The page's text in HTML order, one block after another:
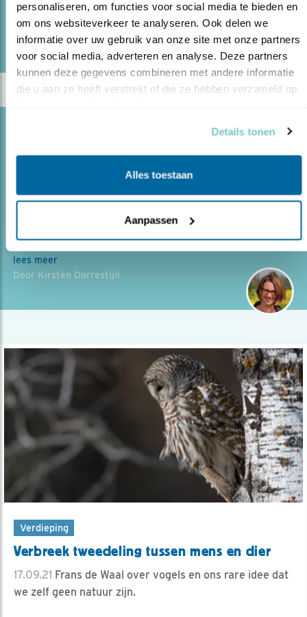
personaliseren, om functies voor social media te bieden en
om ons websiteverkeer te analyseren. Ook delen we
informatie over uw gebruik van onze site met onze partners
voor social media, adverteren en analyse. Deze partners
kunnen deze gegevens combineren met andere informatie
die u aan ze heeft verstrekt of die ze hebben verzameld op
Details tonen
Alles toestaan
Aanpassen
lees meer
Door Jeanet van Zoelen
“KRAAIEN ZIJN VOOR MIJ AAIBAAR”
Arie Pieters houdt al acht jaar een
kraaienfamilie in de gaten: hij ontdekte bijzonder
lees meer
Door Kirsten Dorrestijn
Verdieping
Verbreek tweedeling tussen mens en dier
17.09.21 Frans de Waal over vogels en ons rare idee dat
we zelf geen natuur zijn.